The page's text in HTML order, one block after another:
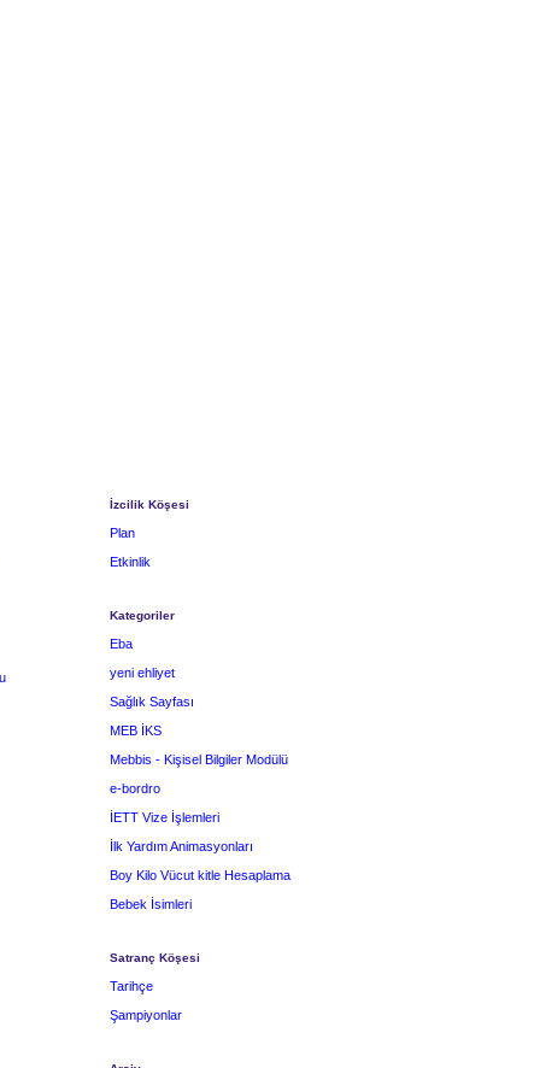
İzcilik Köşesi
Plan
Etkinlik
Kategoriler
Eba
yeni ehliyet
Sağlık Sayfası
MEB İKS
Mebbis - Kişisel Bilgiler Modülü
e-bordro
İETT Vize İşlemleri
İlk Yardım Animasyonları
Boy Kilo Vücut kitle Hesaplama
Bebek İsimleri
Satranç Köşesi
Tarihçe
Şampiyonlar